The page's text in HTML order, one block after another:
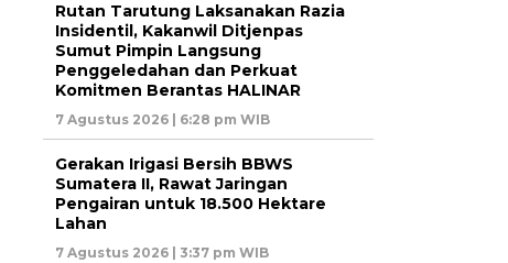
Rutan Tarutung Laksanakan Razia
Insidentil, Kakanwil Ditjenpas
Sumut Pimpin Langsung
Penggeledahan dan Perkuat
Komitmen Berantas HALINAR
7 Agustus 2026 | 6:28 pm WIB
Gerakan Irigasi Bersih BBWS
Sumatera II, Rawat Jaringan
Pengairan untuk 18.500 Hektare
Lahan
7 Agustus 2026 | 3:37 pm WIB